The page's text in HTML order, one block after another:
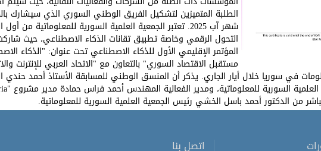
الطلبة المتميزين لتشكيل الفريق الوطني السوري الذي سيشارك
شهر آب 2025. تعتبر الجمعية العلمية السورية للمعلوماتية
التحول الرقمي وخاصة تطبيق تقانات الذكاء الاصطناعي، حيث
المؤتمر الإقليمي الأول للذكاء الاصطناعي تحت عنوان: "الذكاء
في سوريا خلال أيار الجاري. يذكر أن المنسق الوطني للمسابقة الأستاذ أحمد حندي
من الدكتور أحمد باسل الخشي رئيس الجمعية العلمية السورية للمعلوماتية.
اتصل بنا